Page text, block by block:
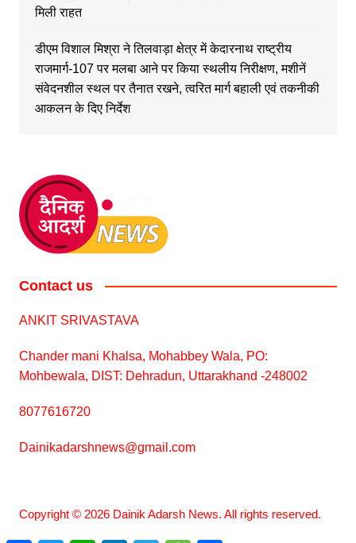
मिली राहत
डीएम विशाल मिश्रा ने तिलवाड़ा क्षेत्र में केदारनाथ राष्ट्रीय
राजमार्ग-107 पर मलबा आने पर किया स्थलीय निरीक्षण, मशीनें
संवेदनशील स्थल पर तैनात रखने, त्वरित मार्ग बहाली एवं तकनीकी
आकलन के दिए निर्देश
Contact us
ANKIT SRIVASTAVA
Chander mani Khalsa, Mohabbey Wala, PO:
Mohbewala, DIST: Dehradun, Uttarakhand -248002
8077616720
Dainikadarshnews@gmail.com
Copyright © 2026 Dainik Adarsh News. All rights reserved.